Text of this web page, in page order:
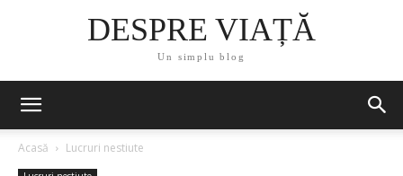
DESPRE VIAȚĂ
Un simplu blog
Acasă Lucruri nestiute